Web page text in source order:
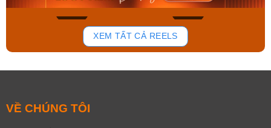
168
XEM TẤT CẢ REELS
VỀ CHÚNG TÔI